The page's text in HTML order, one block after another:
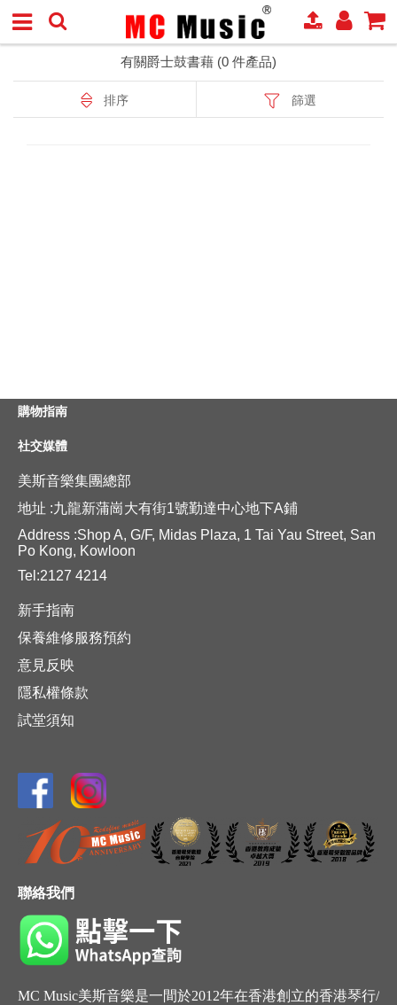
有關爵士鼓書藉 (0 件產品)
排序 篩選
購物指南
社交媒體
美斯音樂集團總部
地址 :九龍新蒲崗大有街1號勤達中心地下A鋪
Address :Shop A, G/F, Midas Plaza, 1 Tai Yau Street, San
Po Kong, Kowloon
Tel:2127 4214
新手指南
保養維修服務預約
意見反映
隱私權條款
試堂須知
聯絡我們
MC Music美斯音樂是一間於2012年在香港創立的香港琴行/